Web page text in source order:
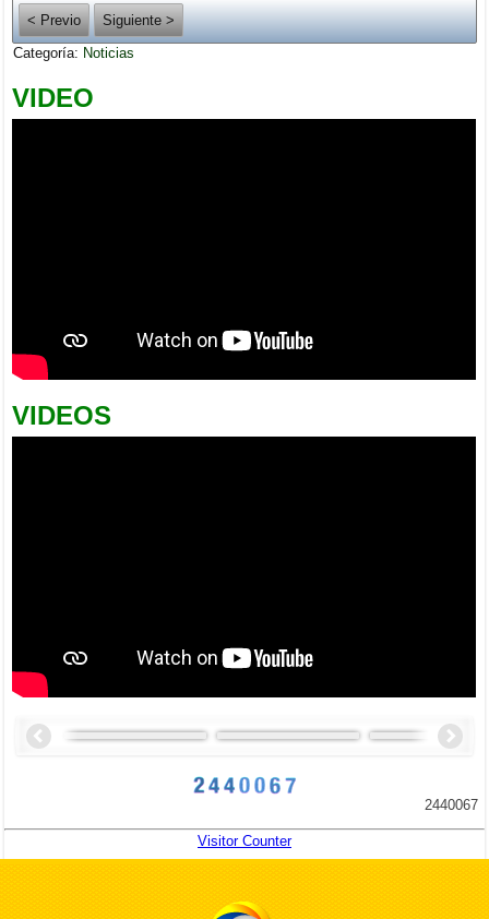
< Previo
Siguiente >
Categoría: Noticias
VIDEO
VIDEOS
2440067
Visitor Counter